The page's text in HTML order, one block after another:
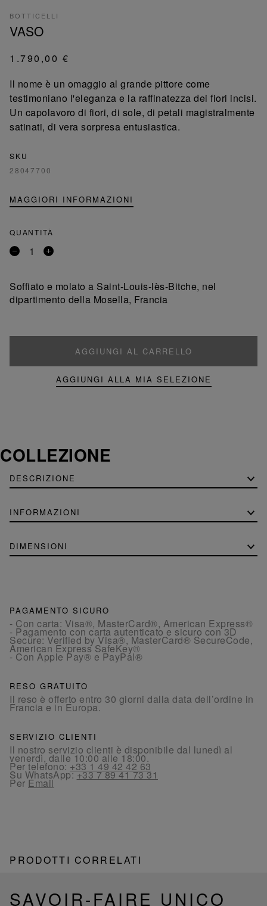
BOTTICELLI
VASO
1.790,00 €
Il nome è un omaggio al grande pittore come
testimoniano l'eleganza e la raffinatezza dei fiori incisi.
Un capolavoro di fiori, di sole, di petali magistralmente
satinati, di vera sorpresa entusiastica.
SKU
28047700
MAGGIORI INFORMAZIONI
QUANTITÀ
Rimuovi
Aggiungi
Soffiato e molato a Saint-Louis-lès-Bitche, nel
dipartimento della Mosella, Francia
AGGIUNGI AL CARRELLO
AGGIUNGI ALLA MIA SELEZIONE
COLLEZIONE
DESCRIZIONE
INFORMAZIONI
DIMENSIONI
PAGAMENTO SICURO
- Con carta: Visa®, MasterCard®, American Express®
- Pagamento con carta autenticato e sicuro con 3D
Secure: Verified by Visa®, MasterCard® SecureCode,
American Express SafeKey®
- Con Apple Pay® e PayPal®
RESO GRATUITO
Il reso è offerto entro 30 giorni dalla data dell’ordine in
Francia e in Europa.
SERVIZIO CLIENTI
Il nostro servizio clienti è disponibile dal lunedì al
venerdì, dalle 10:00 alle 18:00.
Per telefono:+33 1 49 42 42 63
Su WhatsApp:+33 7 89 41 73 31
PerEmail
PRODOTTI CORRELATI
SAVOIR-FAIRE UNICO